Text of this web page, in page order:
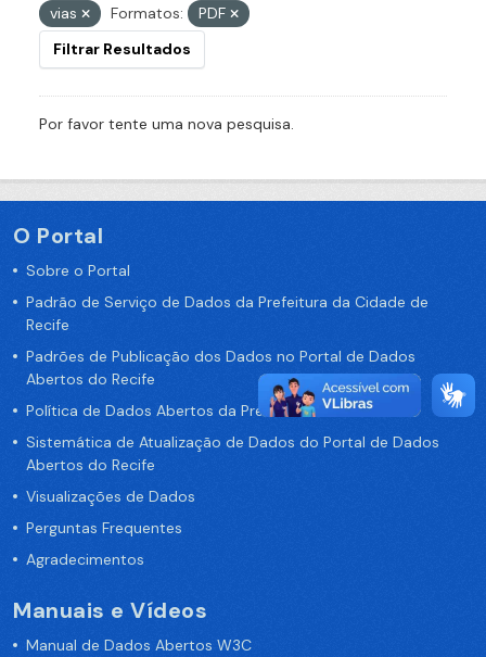
vias
Formatos:
PDF
Filtrar Resultados
Por favor tente uma nova pesquisa.
O Portal
Sobre o Portal
Padrão de Serviço de Dados da Prefeitura da Cidade de
Recife
Padrões de Publicação dos Dados no Portal de Dados
Abertos do Recife
Política de Dados Abertos da Prefeitura do Recife
Sistemática de Atualização de Dados do Portal de Dados
Abertos do Recife
Visualizações de Dados
Perguntas Frequentes
Agradecimentos
Manuais e Vídeos
Manual de Dados Abertos W3C